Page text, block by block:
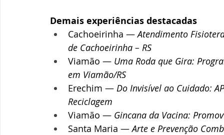
Demais experiências destacadas
Cachoeirinha — Atendimento
de Cachoeirinha – RS
Viamão — Uma Roda que Gira:
em Viamão/RS
Erechim — Do Invisível ao Cuidado:
Reciclagem
Viamão — Gincana da Vacina:
Santa Maria — Arte e Prevenção